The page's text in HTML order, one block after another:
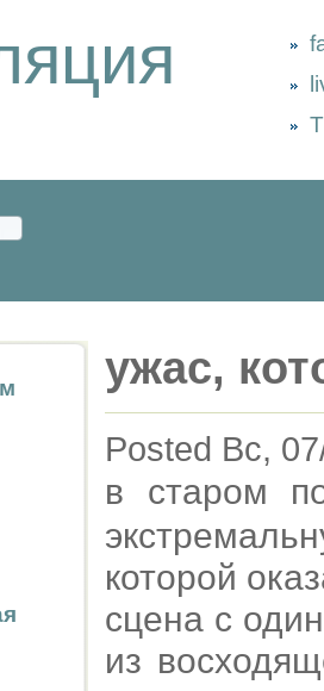
ужас,
Posted Вс,
в старом
которой
сцена с
из